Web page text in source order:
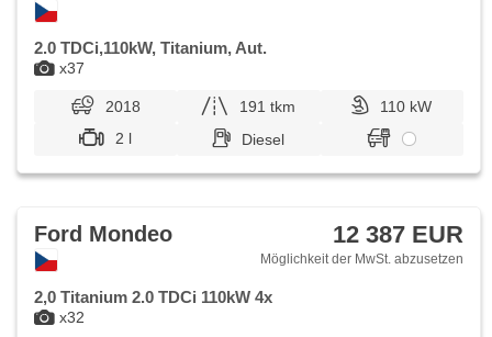
x37
2.0 TDCi,110kW, Titanium, Aut.
2018 191 tkm
110 kW
2 l
Diesel
x32
Ford Mondeo 12 387 EUR
Möglichkeit der MwSt. abzusetzen
2,0 Titanium 2.0 TDCi 110kW 4x